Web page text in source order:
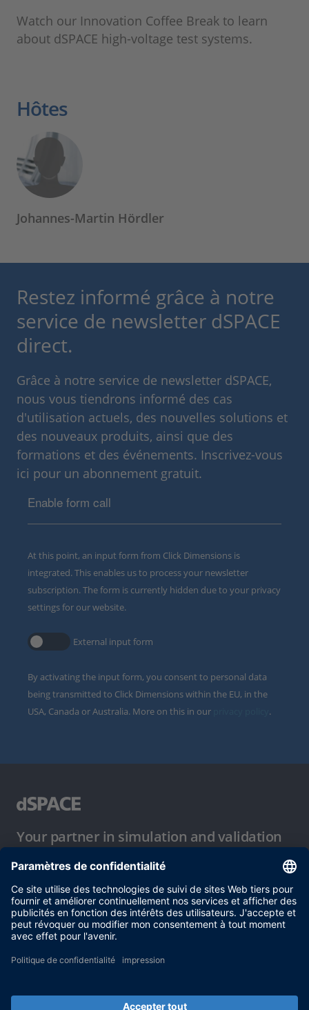
Watch our Innovation Coffee Break to learn
about dSPACE high-voltage test systems.
Hôtes
Johannes-Martin Hördler
Restez informé grâce à notre
service de newsletter dSPACE
direct.
Grâce à notre service de newsletter dSPACE,
nous vous tiendrons informé des cas
d'utilisation actuels, des nouvelles solutions et
des nouveaux produits, ainsi que des
formations et des événements. Inscrivez-vous
ici pour un abonnement gratuit.
Enable form call
At this point, an input form from Click Dimensions is
integrated. This enables us to process your newsletter
subscription. The form is currently hidden due to your privacy
settings for our website.
External input form
By activating the input form, you consent to personal data
being transmitted to Click Dimensions within the EU, in the
USA, Canada or Australia. More on this in our
.
Your partner in simulation and validation
Conditions d´utilisation
Politique de confidentialité
Mentions légales et conditions générales